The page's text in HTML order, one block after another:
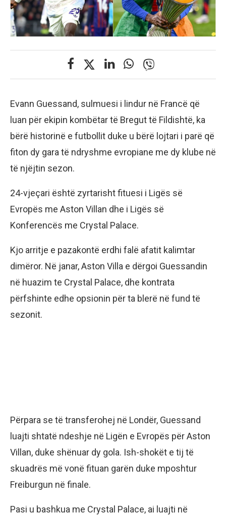
Evann Guessand, sulmuesi i lindur në Francë që
luan për ekipin kombëtar të Bregut të Fildishtë, ka
bërë historinë e futbollit duke u bërë lojtari i parë që
fiton dy gara të ndryshme evropiane me dy klube në
të njëjtin sezon.
24-vjeçari është zyrtarisht fituesi i Ligës së
Evropës me Aston Villan dhe i Ligës së
Konferencës me Crystal Palace.
Kjo arritje e pazakontë erdhi falë afatit kalimtar
dimëror. Në janar, Aston Villa e dërgoi Guessandin
në huazim te Crystal Palace, dhe kontrata
përfshinte edhe opsionin për ta blerë në fund të
sezonit.
Përpara se të transferohej në Londër, Guessand
luajti shtatë ndeshje në Ligën e Evropës për Aston
Villan, duke shënuar dy gola. Ish-shokët e tij të
skuadrës më vonë fituan garën duke mposhtur
Freiburgun në finale.
Pasi u bashkua me Crystal Palace, ai luajti në